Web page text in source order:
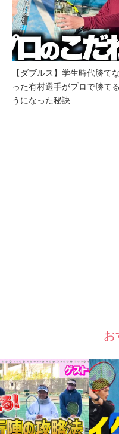
【ダブルス】学生時代勝て
った有村選手がプロで勝て
うになった秘訣…
お